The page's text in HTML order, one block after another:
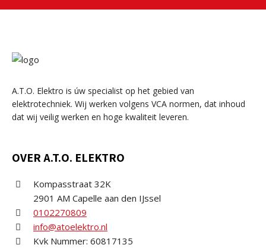
A.T.O. Elektro is úw specialist op het gebied van
elektrotechniek. Wij werken volgens VCA normen, dat inhoud
dat wij veilig werken en hoge kwaliteit leveren.
OVER A.T.O. ELEKTRO
Kompasstraat 32K
2901 AM Capelle aan den IJssel
0102270809
info@atoelektro.nl
Kvk Nummer: 60817135